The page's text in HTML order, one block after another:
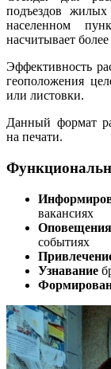
подъездов
населенном
насчитывает
Эффективность
геоположения
или листовки.
Данный формат
на печати.
вакансиях
Оповещения
событиях
Узнавание